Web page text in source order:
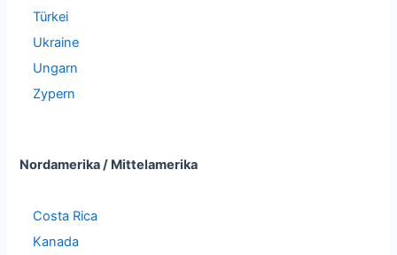
Türkei
Ukraine
Ungarn
Zypern
Nordamerika / Mittelamerika
Costa Rica
Kanada